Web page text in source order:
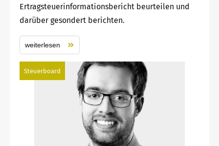
Ertragsteuerinformationsbericht beurteilen und
darüber gesondert berichten.
weiterlesen
Steuerboard